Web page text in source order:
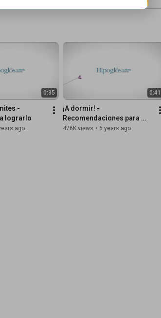
0:35
-
lograrlo
ago
0:41
¡A dormir! -
Recomendaciones para
crear el clima adecuado
476K views • 6 years ago